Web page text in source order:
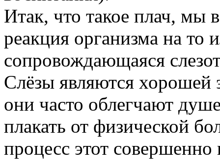
Итак, что такое плач, мы
реакция организма на то
сопровождающаяся
Слёзы являются хорошей
они часто облегчают
плакать от физической
процесс этот